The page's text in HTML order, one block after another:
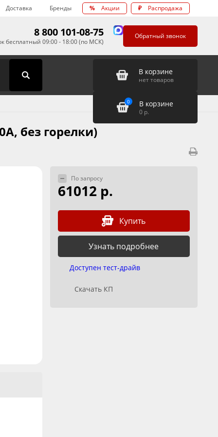
Доставка Бренды % Акции ₽ Распродажа
8 800 101-08-75
бесплатный 09:00 - 18:00 (по МСК)
Обратный звонок
В корзине
нет товаров
0 В корзине
0 р.
без горелки)
По запросу
61012 р.
Купить
Узнать подробнее
Доступен тест-драйв
Скачать КП